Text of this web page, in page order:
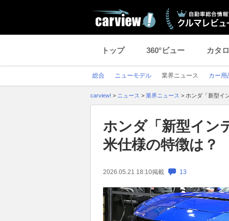
トップ 360°ビュー カタ
総合 ニューモデル 業界ニュース カー用
carview! > ニュース > 業界ニュース > ホンダ「新型イ
ホンダ「新型イン
米仕様の特徴は？
2026.05.21 18:10掲載 13